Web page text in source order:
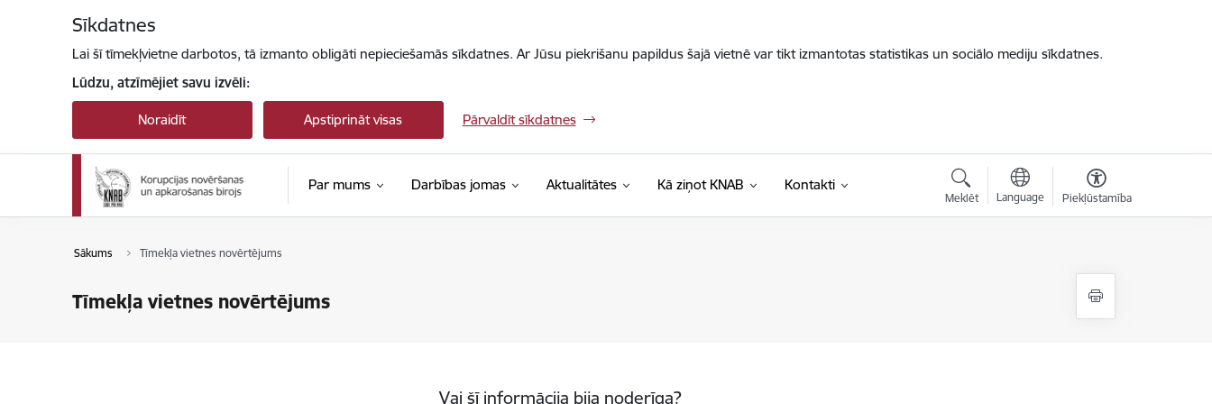
Sīkdatnes
Lai šī tīmekļvietne darbotos, tā izmanto obligāti nepieciešamās sīkdatnes. Ar Jūsu piekrišanu papildus šajā vietnē var tikt izmantotas statistikas un sociālo mediju sīkdatnes.
Lūdzu, atzīmējiet savu izvēli:
Noraidīt Apstiprināt visas Pārvaldīt sīkdatnes
Par mums Darbības jomas Aktualitātes Kā ziņot KNAB Kontakti
Meklēt Language Piekļūstamība
Sākums Tīmekļa vietnes novērtējums
Tīmekļa vietnes novērtējums
Vai šī informācija bija noderīga?